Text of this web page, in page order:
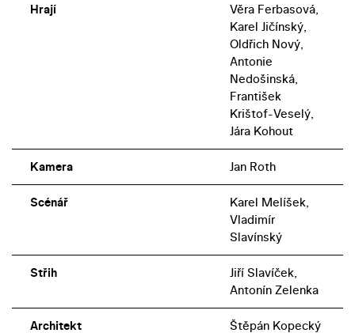
Hrají
Věra Ferbasová,
Karel Jičínský,
Oldřich Nový,
Antonie
Nedošinská,
František
Krištof-Veselý,
Jára Kohout
Kamera Jan Roth
Scénář
Karel Melíšek,
Vladimír
Slavínský
Střih
Jiří Slavíček,
Antonín Zelenka
Architekt Štěpán Kopecký